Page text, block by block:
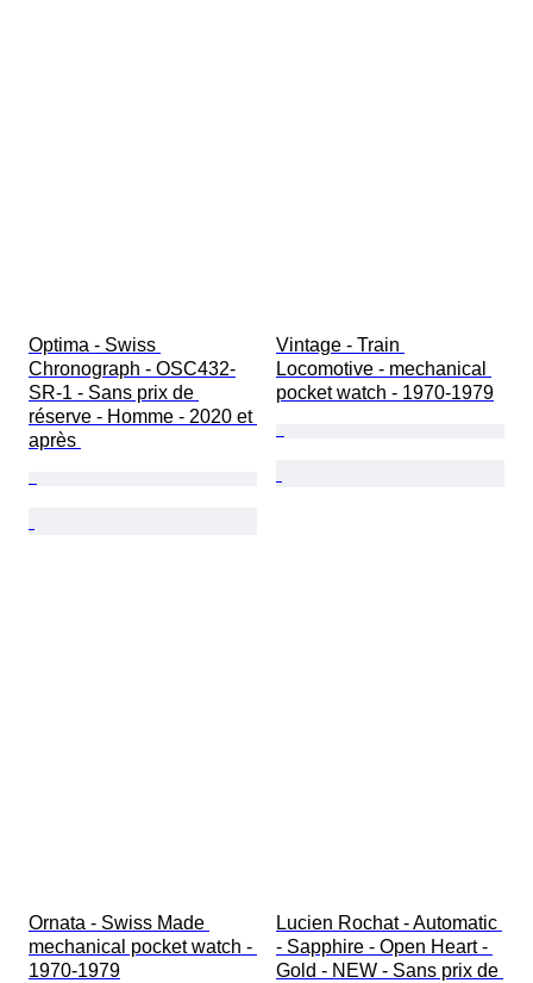
Optima - Swiss
Chronograph - OSC432-
SR-1 - Sans prix de
réserve - Homme - 2020 et
après
Vintage - Train
Locomotive - mechanical
pocket watch - 1970-1979
Ornata - Swiss Made
mechanical pocket watch -
1970-1979
Lucien Rochat - Automatic
- Sapphire - Open Heart -
Gold - NEW - Sans prix de